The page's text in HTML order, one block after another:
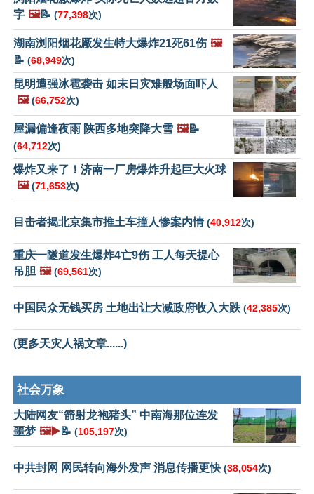
字 🖼️📝 (77,398次)
湖南浏阳烟花厰发生特大爆炸21死61伤 🖼️
📝 (68,949次)
昆明遭强冰雹袭击 如末日灾难般场面吓人
🖼️ (66,752次)
屋漏偏逢夜雨 陕西多地突降大雪 🖼️📝
(64,712次)
爆炸又来了！济南一厂房爆炸升起巨大火球
🖼️ (71,653次)
目击者揭北京集市推土车撞人惨案内情(40,912次)
重庆一隧道发生爆炸4亡9伤 工人每天提心
吊胆 🖼️ (69,561次)
中国民众无钱买房 土地出让大减政府收入大跌 (42,385次)
(更多天灾人祸文章......)
社会万象
大陆网友“箭射龙袍猪头” 中南海那位连发
噩梦 🖼️▶️📝 (105,197次)
中共封网 网民转向海外发声 消息传播更快 (38,054次)